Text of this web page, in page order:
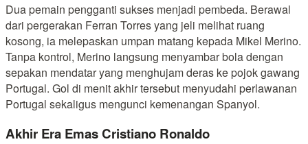
Dua pemain pengganti sukses menjadi pembeda. Berawal
dari pergerakan Ferran Torres yang jeli melihat ruang
kosong, ia melepaskan umpan matang kepada Mikel Merino.
Tanpa kontrol, Merino langsung menyambar bola dengan
sepakan mendatar yang menghujam deras ke pojok gawang
Portugal. Gol di menit akhir tersebut menyudahi perlawanan
Portugal sekaligus mengunci kemenangan Spanyol.
Akhir Era Emas Cristiano Ronaldo